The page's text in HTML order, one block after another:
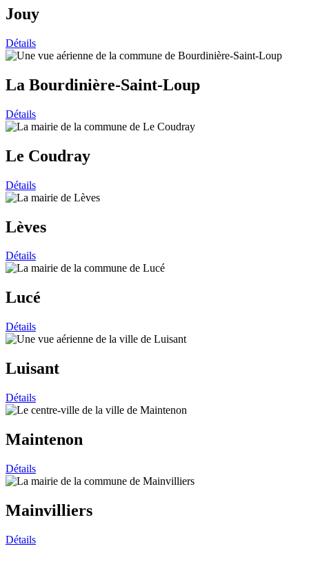
Jouy
Détails
La Bourdinière-Saint-Loup
Détails
Le Coudray
Détails
Lèves
Détails
Lucé
Détails
Luisant
Détails
Maintenon
Détails
Mainvilliers
Détails